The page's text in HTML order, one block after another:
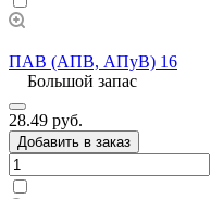
ПАВ (АПВ, АПуВ) 16
Большой запас
28.49 руб.
Добавить в заказ